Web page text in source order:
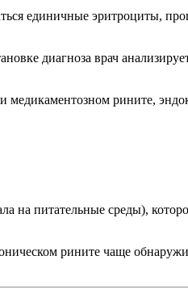
единичные эритроциты,
диагноза врач
медикаментозном рините,
на питательные среды),
рините чаще